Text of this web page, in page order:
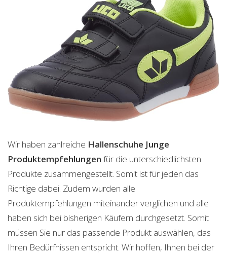
Wir haben zahlreiche Hallenschuhe Junge
Produktempfehlungen für die unterschiedlichsten
Produkte zusammengestellt. Somit ist für jeden das
Richtige dabei. Zudem wurden alle
Produktempfehlungen miteinander verglichen und alle
haben sich bei bisherigen Käufern durchgesetzt. Somit
müssen Sie nur das passende Produkt auswählen, das
Ihren Bedürfnissen entspricht. Wir hoffen, Ihnen bei der